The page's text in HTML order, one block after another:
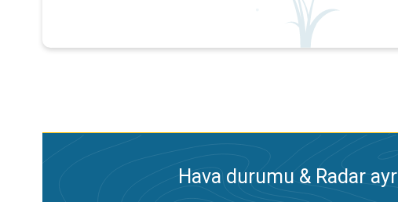
Hava durumu & Radar